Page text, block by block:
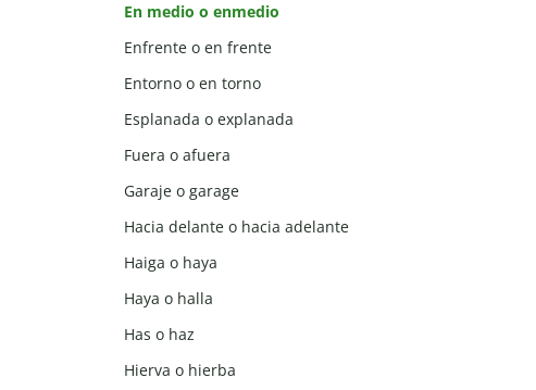
En medio o enmedio
Enfrente o en frente
Entorno o en torno
Esplanada o explanada
Fuera o afuera
Garaje o garage
Hacia delante o hacia adelante
Haiga o haya
Haya o halla
Has o haz
Hierva o hierba